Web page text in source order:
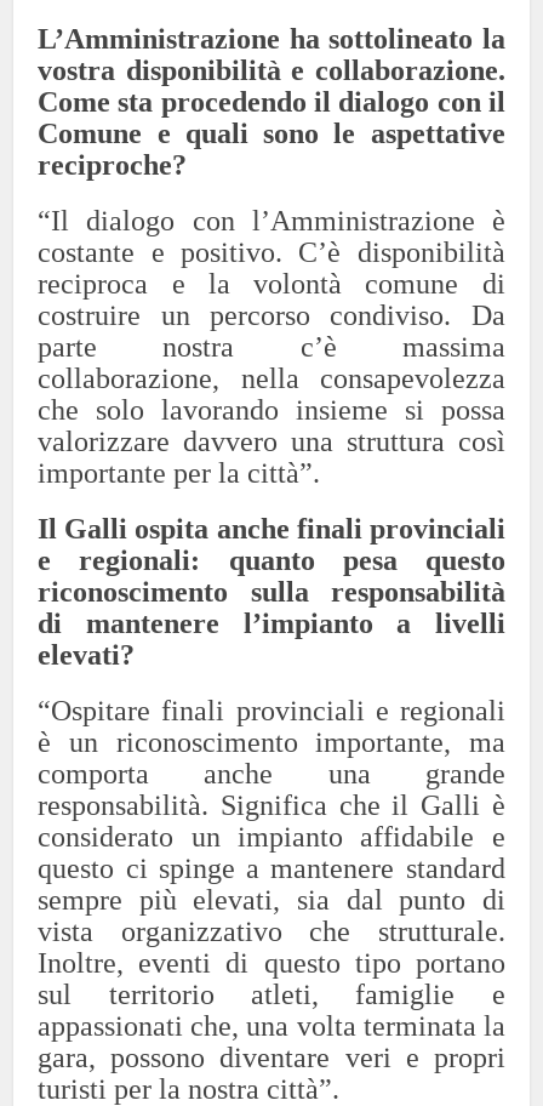
L’Amministrazione ha sottolineato la
vostra disponibilità e collaborazione.
Come sta procedendo il dialogo con il
Comune e quali sono le aspettative
reciproche?
“Il dialogo con l’Amministrazione è
costante e positivo. C’è disponibilità
reciproca e la volontà comune di
costruire un percorso condiviso. Da
parte nostra c’è massima
collaborazione, nella consapevolezza
che solo lavorando insieme si possa
valorizzare davvero una struttura così
importante per la città”.
Il Galli ospita anche finali provinciali
e regionali: quanto pesa questo
riconoscimento sulla responsabilità
di mantenere l’impianto a livelli
elevati?
“Ospitare finali provinciali e regionali
è un riconoscimento importante, ma
comporta anche una grande
responsabilità. Significa che il Galli è
considerato un impianto affidabile e
questo ci spinge a mantenere standard
sempre più elevati, sia dal punto di
vista organizzativo che strutturale.
Inoltre, eventi di questo tipo portano
sul territorio atleti, famiglie e
appassionati che, una volta terminata la
gara, possono diventare veri e propri
turisti per la nostra città”.